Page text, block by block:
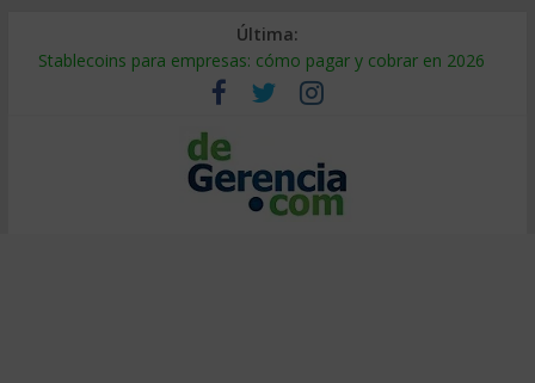
Última:
Stablecoins para empresas: cómo pagar y cobrar en 2026
Despido silencioso: qué es y por qué sale tan caro
IA en selección de personal: cómo auditarla a tiempo
Trabajo forzoso en la cadena de suministro: qué hacer
Mercado hispano de EE. UU.: cómo segmentarlo y venderle